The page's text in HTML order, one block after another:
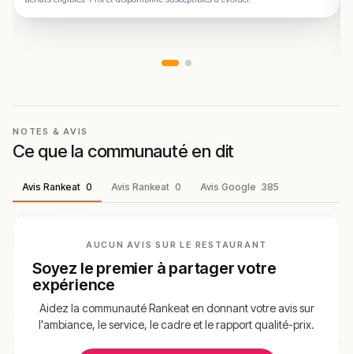
NOTES & AVIS
Ce que la communauté en dit
Avis Rankeat 0 Avis Rankeat 0 Avis Google 385
AUCUN AVIS SUR LE RESTAURANT
Soyez le premier à partager votre
expérience
Aidez la communauté Rankeat en donnant votre avis sur
l'ambiance, le service, le cadre et le rapport qualité-prix.